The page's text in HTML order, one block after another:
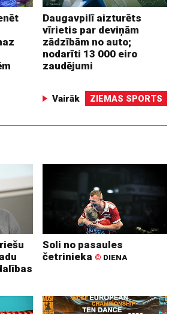
Daugavpilī aizturēts
vīrietis par deviņām
zādzībām no auto;
nodarīti 13 000 eiro
zaudējumi
Vairāk ZIEMAS SPORTS
Soli no pasaules
četrinieka © DIENA